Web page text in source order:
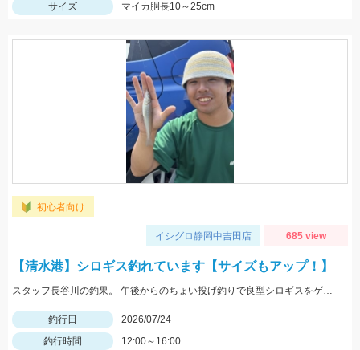
サイズ
マイカ胴長10～25cm
初心者向け
イシグロ静岡中吉田店 685 view
【清水港】シロギス釣れています【サイズもアップ！】
スタッフ長谷川の釣果。 午後からのちょい投げ釣りで良型シロギスをゲット！ エサの赤イソメが釣果の秘訣です。
釣行日
2026/07/24
釣行時間
12:00～16:00